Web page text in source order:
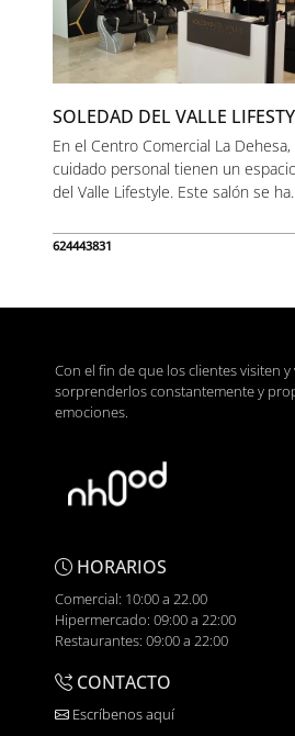
SOLEDAD DEL VALLE
En el Centro Comercial La Dehesa,
cuidado personal tienen un
del Valle Lifestyle. Este salón se
624443831
Con el fin de que los clientes visiten
sorprenderlos constantemente y
emociones.
HORARIOS
Comercial: 10:00 a 22.00
Hipermercado: 09:00 a 22:00
Restaurantes: 09:00 a 22:00
CONTACTO
Escríbenos aquí